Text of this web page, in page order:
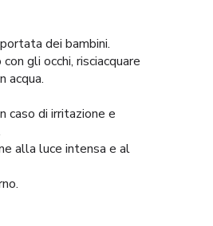
dei bambini.
gli occhi, risciacquare
acqua.
caso di irritazione e
alla luce intensa e al